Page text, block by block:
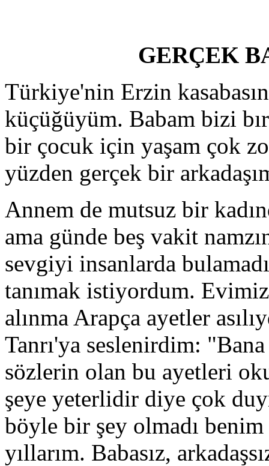
GERÇEK
Türkiye'nin Erzin
küçüğüyüm. Babam bizi
bir çocuk için yaşam çok
yüzden gerçek bir
Annem de mutsuz bir
ama günde beş vakit
sevgiyi insanlarda
tanımak istiyordum.
alınma Arapça ayetler
Tanrı'ya seslenirdim:
sözlerin olan bu ayetleri
şeye yeterlidir diye çok
böyle bir şey olmadı
yıllarım. Babasız,